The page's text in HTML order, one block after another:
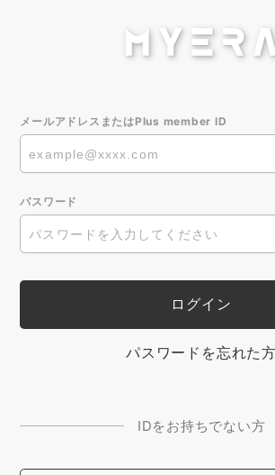
メールアドレスまたはPlus member ID
パスワード
パスワードを忘れた方
IDをお持ちでない方